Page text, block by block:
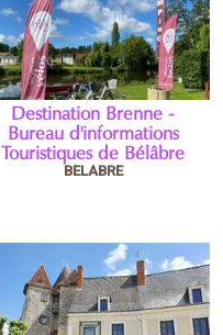
Destination Brenne -
Bureau d'informations
Touristiques de Bélâbre
BELABRE